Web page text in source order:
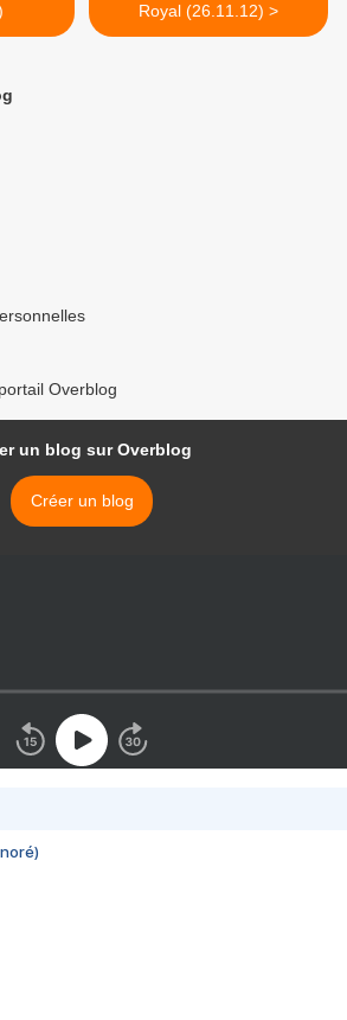
Royal (26.11.12) >
Overblog
un blog sur Overblog
Créer un blog